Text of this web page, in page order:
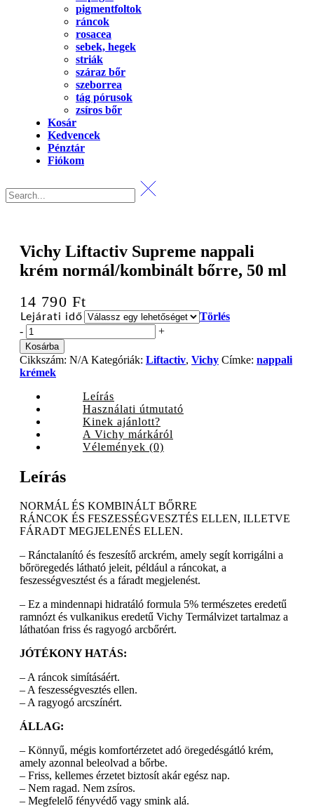
pigmentfoltok
ráncok
rosacea
sebek, hegek
striák
száraz bőr
szeborrea
tág pórusok
zsíros bőr
Kosár
Kedvencek
Pénztár
Fiókom
Vichy Liftactiv Supreme nappali
krém normál/kombinált bőrre, 50 ml
14 790 Ft
Lejárati idő
Törlés
Vichy
Liftactiv
Supreme
nappali
krém
normál/kombinált
bőrre,
quantity
- +
Kosárba
Cikkszám: N/A Kategóriák: Liftactiv, Vichy Címke: nappali
krémek
Leírás
Használati útmutató
Kinek ajánlott?
A Vichy márkáról
Vélemények (0)
Leírás
NORMÁL ÉS KOMBINÁLT BŐRRE
RÁNCOK ÉS FESZESSÉGVESZTÉS ELLEN, ILLETVE
FÁRADT MEGJELENÉS ELLEN.
– Ránctalanító és feszesítő arckrém, amely segít korrigálni a
bőröregedés látható jeleit, például a ráncokat, a
feszességvesztést és a fáradt megjelenést.
– Ez a mindennapi hidratáló formula 5% természetes eredetű
ramnózt és vulkanikus eredetű Vichy Termálvizet tartalmaz a
láthatóan friss és ragyogó arcbőrért.
JÓTÉKONY HATÁS:
– A ráncok simításáért.
– A feszességvesztés ellen.
– A ragyogó arcszínért.
ÁLLAG:
– Könnyű, mégis komfortérzetet adó öregedésgátló krém,
amely azonnal beleolvad a bőrbe.
– Friss, kellemes érzetet biztosít akár egész nap.
– Nem ragad. Nem zsíros.
– Megfelelő fényvédő vagy smink alá.